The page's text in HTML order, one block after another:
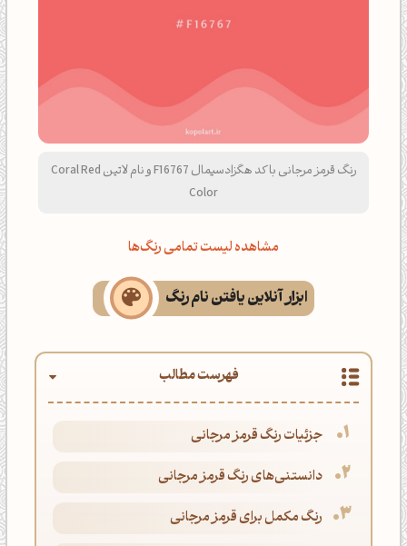
رنگ قرمز مرجانی با کد هگزادسیمال F16767 و نام لاتین Coral Red
Color
مشاهده لیست تمامی رنگ‌ها
ابزار آنلاین یافتن نام رنگ
فهرست مطالب
جزئیات رنگ قرمز مرجانی
دانستنی‌های رنگ قرمز مرجانی
رنگ مکمل برای قرمز مرجانی